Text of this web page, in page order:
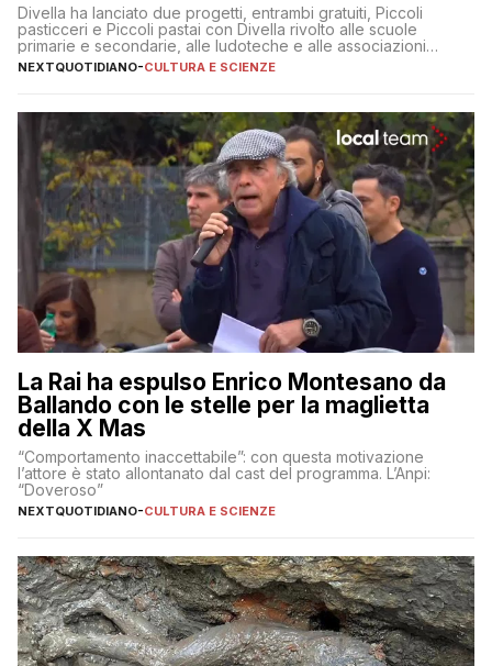
Divella ha lanciato due progetti, entrambi gratuiti, Piccoli
pasticceri e Piccoli pastai con Divella rivolto alle scuole
primarie e secondarie, alle ludoteche e alle associazioni
pugliesi che si occupano di bambini con ADHD
NEXTQUOTIDIANO-CULTURA E SCIENZE
La Rai ha espulso Enrico Montesano da
Ballando con le stelle per la maglietta
della X Mas
“Comportamento inaccettabile”: con questa motivazione
l’attore è stato allontanato dal cast del programma. L’Anpi:
“Doveroso”
NEXTQUOTIDIANO-CULTURA E SCIENZE